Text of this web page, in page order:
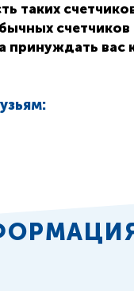
таких
счетчиков
принуждать вас